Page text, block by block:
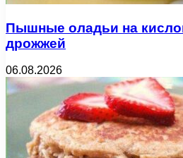
Пышные оладьи на
дрожжей
06.08.2026